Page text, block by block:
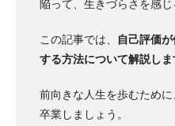
陥って、生きづらさを感じ
この記事では、
自己評価
する方法について解説しま
前向きな人生を歩むため
卒業しましょう。